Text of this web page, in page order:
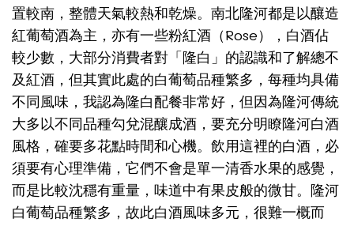
置較南，整體天氣較熱和乾燥。南北隆河都是以釀造
紅葡萄酒為主，亦有一些粉紅酒（ Rose ），白酒佔
較少數，大部分消費者對「隆白」的認識和了解總不
及紅酒，但其實此處的白葡萄品種繁多，每種均具備
不同風味，我認為隆白配餐非常好，但因為隆河傳統
大多以不同品種勾兌混釀成酒，要充分明瞭隆河白酒
風格，確要多花點時間和心機。飲用這裡的白酒，必
須要有心理準備，它們不會是單一清香水果的感覺，
而是比較沈穩有重量，味道中有果皮般的微甘。隆河
白葡萄品種繁多，故此白酒風味多元，很難一概而